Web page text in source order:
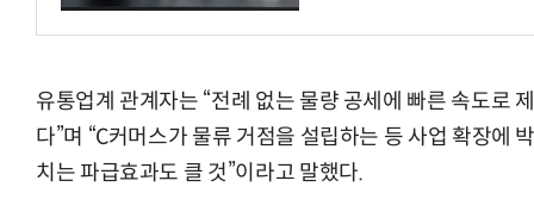
유통업계 관계자는 “전례 없는 물량 공세에 빠른 속도로
다”며 “C커머스가 물류 거점을 설립하는 등 사업 확장에
치는 파급효과도 클 것”이라고 말했다.